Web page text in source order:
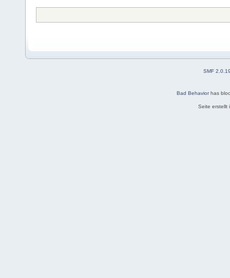
SMF
Bad Behaviorhas
Seite erstellt